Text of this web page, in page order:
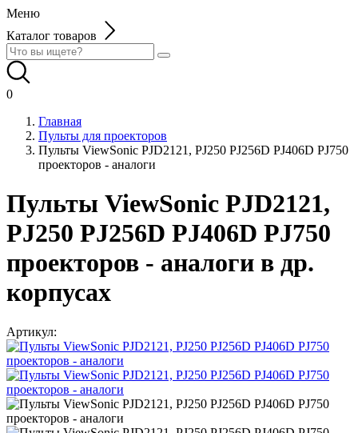
Меню
Каталог товаров
0
Главная
Пульты для проекторов
Пульты ViewSonic PJD2121, PJ250 PJ256D PJ406D PJ750
проекторов - аналоги
Пульты ViewSonic PJD2121,
PJ250 PJ256D PJ406D PJ750
проекторов - аналоги в др.
корпусах
Артикул: